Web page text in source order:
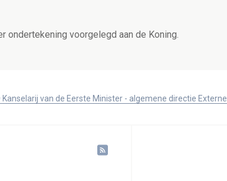
ondertekening voorgelegd aan de Koning.
Kanselarij van de Eerste Minister - algemene directie